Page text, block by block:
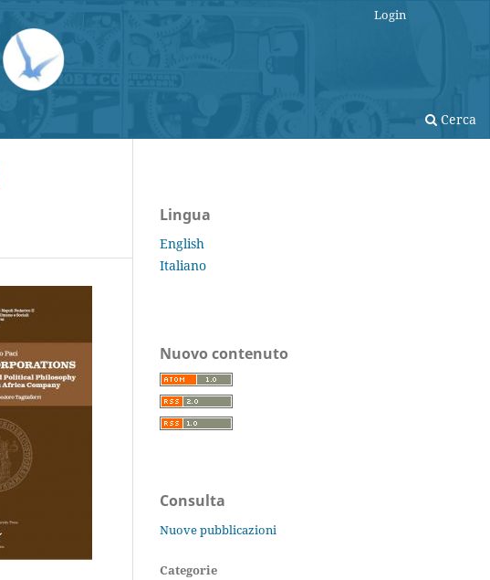
Cerca
Login
Lingua
English
Italiano
Nuovo contenuto
Consulta
Nuove pubblicazioni
Categorie